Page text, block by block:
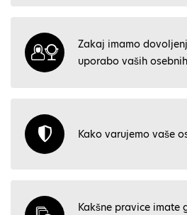
Zakaj imamo
uporabo vaših
Kako varujemo vaše
Kakšne pravice imate